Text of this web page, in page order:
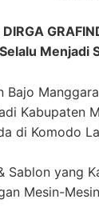
DIRGA
Selalu Menjadi
Kabupaten
di Komodo
Sablon yang
Mesin-